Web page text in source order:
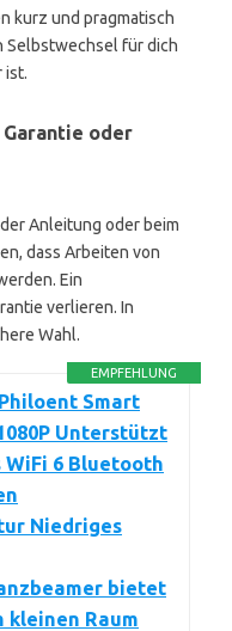
kurz und pragmatisch
Selbstwechsel für dich
ist.
Garantie oder
Anleitung oder beim
dass Arbeiten von
Ein
verlieren. In
Wahl.
EMPFEHLUNG
Smart
Unterstützt
WiFi 6 Bluetooth
Niedriges
bietet
kleinen Raum